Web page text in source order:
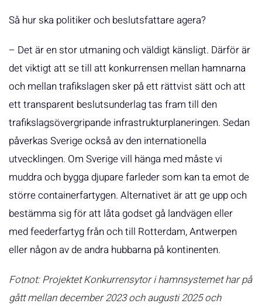
Så hur ska politiker och beslutsfattare agera?
– Det är en stor utmaning och väldigt känsligt. Därför är
det viktigt att se till att konkurrensen mellan hamnarna
och mellan trafikslagen sker på ett rättvist sätt och att
ett transparent beslutsunderlag tas fram till den
trafikslagsövergripande infrastrukturplaneringen. Sedan
påverkas Sverige också av den internationella
utvecklingen. Om Sverige vill hänga med måste vi
muddra och bygga djupare farleder som kan ta emot de
större containerfartygen. Alternativet är att ge upp och
bestämma sig för att låta godset gå landvägen eller
med feederfartyg från och till Rotterdam, Antwerpen
eller någon av de andra hubbarna på kontinenten.
Fotnot: Projektet Konkurrensytor i hamnsystemet har på
gått mellan december 2023 och augusti 2025 och